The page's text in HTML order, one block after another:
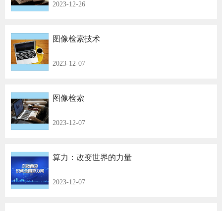
2023-12-26
图像检索技术
2023-12-07
图像检索
2023-12-07
算力：改变世界的力量
2023-12-07